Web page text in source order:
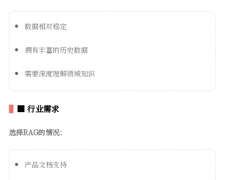
数据相对稳定
拥有丰富的历史数据
需要深度理解领域知识
🏢 行业需求
选择RAG的情况：
产品文档支持